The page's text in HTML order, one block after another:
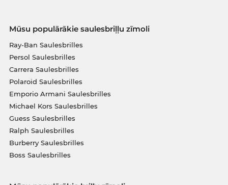
Mūsu populārākie saulesbriļļu zīmoli
Ray-Ban Saulesbrilles
Persol Saulesbrilles
Carrera Saulesbrilles
Polaroid Saulesbrilles
Emporio Armani Saulesbrilles
Michael Kors Saulesbrilles
Guess Saulesbrilles
Ralph Saulesbrilles
Burberry Saulesbrilles
Boss Saulesbrilles